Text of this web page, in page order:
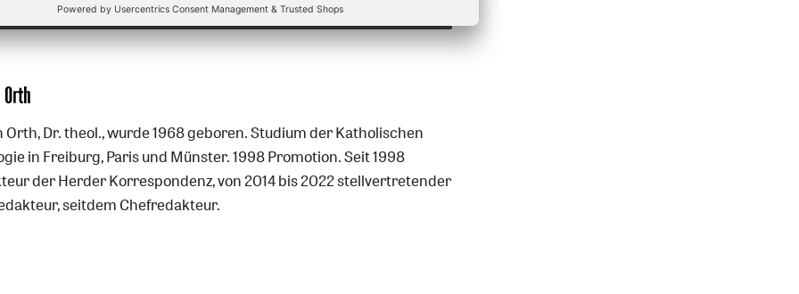
Orth, Dr. theol., wurde 1968 geboren. Studium der Katholischen
in Freiburg, Paris und Münster. 1998 Promotion. Seit 1998
der Herder Korrespondenz, von 2014 bis 2022 stellvertretender
seitdem Chefredakteur.